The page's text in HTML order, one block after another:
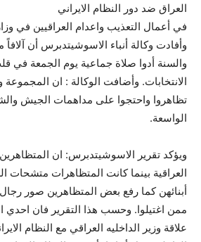
العراق ضد دور النظام الايراني
في أعمال التعذيب واعدام العراقيين في
وأفادت وكالة أنباء الاسوشيتدبرس أن
والسنة أدوا صلاة جماعية يوم الجمعة في
الانتخابات. وأضافت الوكالة : ان المجموعة
تظاهروا واحتجوا على مداهمات الجيش
الواسعة.
ويؤكد تقرير الاسوشيتدبرس: ان المتظاهرين
العراقية بينما كانت المتظاهرات متشحات
أبنائهن كما رفع بعض المتظاهرين صور
ممن اغتيلوا. وحسب هذا التقرير فان احدي
علاقة وزير الداخليه العراقي مع النظام